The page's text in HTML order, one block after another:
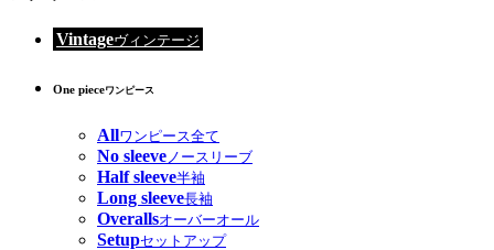
Vintageヴィンテージ
One pieceワンピース
Allワンピース全て
No sleeve ノースリーブ
Half sleeve半袖
Long sleeve長袖
Overallsオーバーオール
Setupセットアップ